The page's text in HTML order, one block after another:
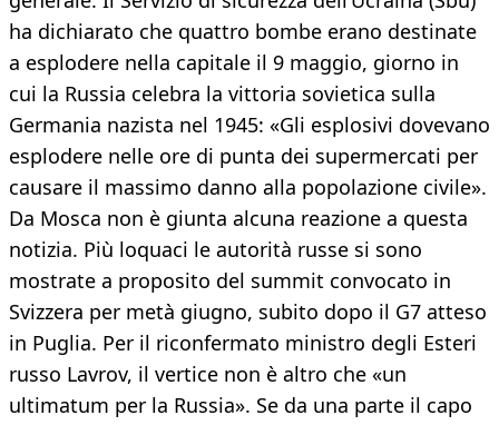
ha dichiarato che quattro bombe erano destinate
a esplodere nella capitale il 9 maggio, giorno in
cui la Russia celebra la vittoria sovietica sulla
Germania nazista nel 1945: «Gli esplosivi dovevano
esplodere nelle ore di punta dei supermercati per
causare il massimo danno alla popolazione civile».
Da Mosca non è giunta alcuna reazione a questa
notizia. Più loquaci le autorità russe si sono
mostrate a proposito del summit convocato in
Svizzera per metà giugno, subito dopo il G7 atteso
in Puglia. Per il riconfermato ministro degli Esteri
russo Lavrov, il vertice non è altro che «un
ultimatum per la Russia». Se da una parte il capo